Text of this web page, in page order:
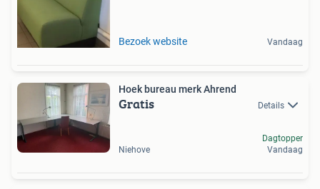
Bezoek website Vandaag
Hoek bureau merk Ahrend
Gratis Details
Niehove
Dagtopper
Vandaag